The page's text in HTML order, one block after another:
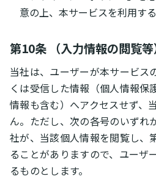
意の上、本サービスを利用する
第10条 （入力情報の閲覧等
当社は、ユーザーが本サービス
くは受信した情報（個人情報保
情報も含む）へアクセスせず、
ん。ただし、次の各号のいずれ
社が、当該個人情報を閲覧し、
ることがありますので、ユーザ
るものとします。